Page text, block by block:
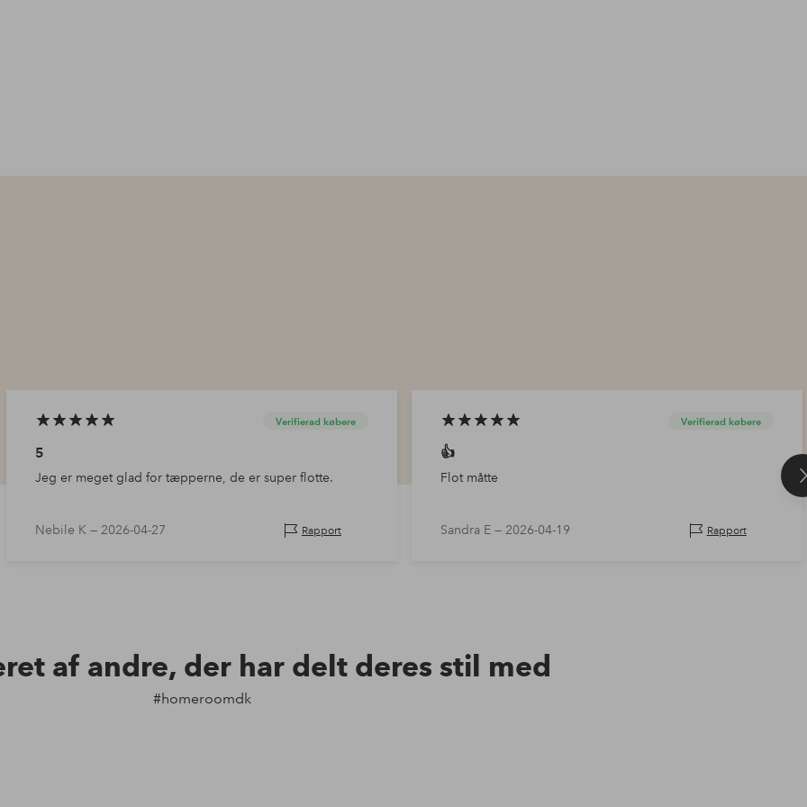
Verifierad købere
5
​Jeg er meget glad for tæpperne, de er super flotte.
Nebile K —2026-04-27 Rapport
Verifierad købere
👍
Flot måtte
Sandra E — 2026-04-19 Rapport
af andre, der har delt deres stil med
#homeroomdk